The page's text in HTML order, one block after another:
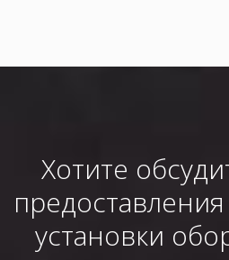
Хотите
установки